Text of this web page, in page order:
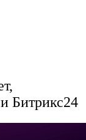
Битрикс24